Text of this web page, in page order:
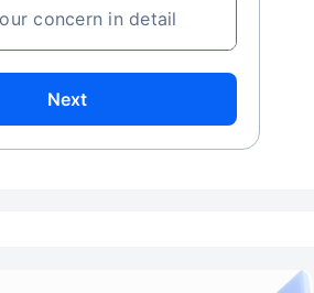
concern in detail
Next